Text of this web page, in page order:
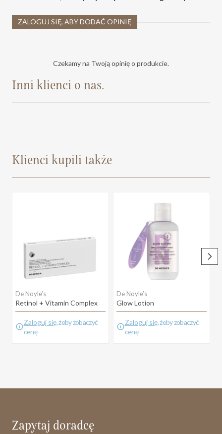
ZALOGUJ SIĘ, ABY DODAĆ OPINIĘ
Czekamy na Twoją opinię o produkcie.
Inni klienci o nas.
Klienci kupili także
De Noyle’s
Retinol + Vitamin Complex
Zaloguj się, żeby zobaczyć
cenę
De Noyle’s
Glow Lotion
Zaloguj się, żeby zobaczyć
cenę
Zapytaj doradcę